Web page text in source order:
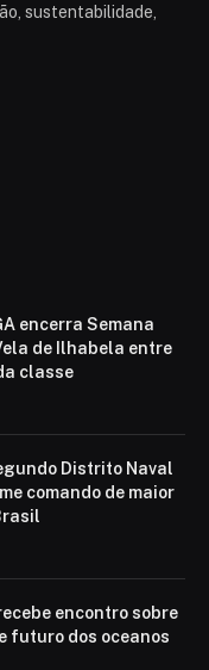
sustentabilidade,
encerra Semana
de Ilhabela entre
classe
Distrito Naval
comando de maior
encontro sobre
futuro dos oceanos